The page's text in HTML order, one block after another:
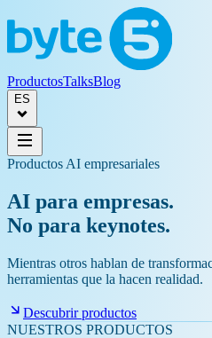
ProductosTalksBlog
ES
Productos AI empresariales
AI para empresas.
No para keynotes.
Mientras otros hablan de
herramientas que la hacen realidad.
Descubrir productos
NUESTROS PRODUCTOS